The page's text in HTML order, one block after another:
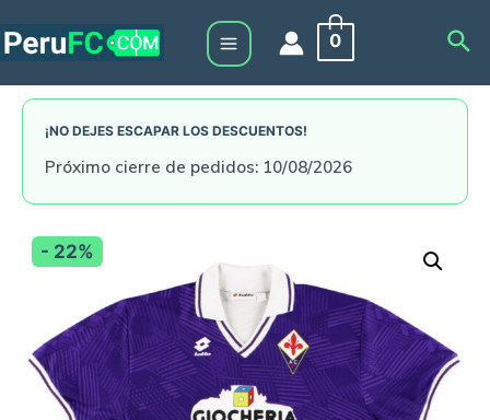
to
Main
Menu
0
¡NO DEJES ESCAPAR LOS DESCUENTOS!
Próximo cierre de pedidos: 10/08/2026
- 22%